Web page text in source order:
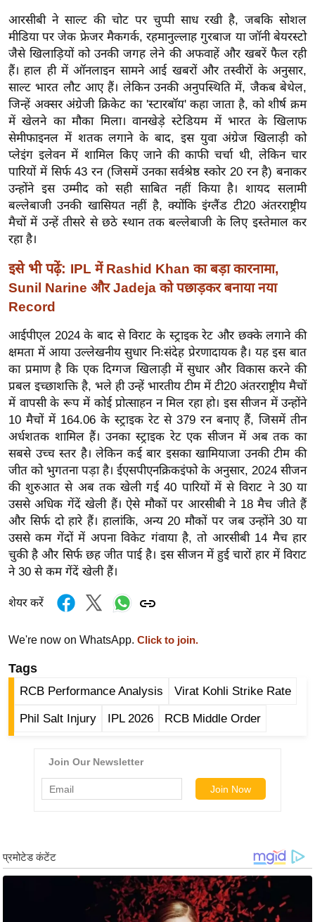
ज
ब्री
फ
म
नो
ज
न
ज
ग
त
बॉ
वु
ड
हॉ
ली
वु
ड
फि
ल्म
स
मी
क्षा
B
r
e
a
k
N
w
s
इ
लॉ
जी
आरसीबी ने साल्ट की चोट पर चुप्पी साध रखी है, जबकि सोशल
मीडिया पर जेक फ्रेजर मैकगर्क, रहमानुल्लाह गुरबाज या जॉनी बेयरस्टो
जैसे खिलाड़ियों को उनकी जगह लेने की अफवाहें और खबरें फैल रही
हैं। हाल ही में ऑनलाइन सामने आई खबरों और तस्वीरों के अनुसार,
साल्ट भारत लौट आए हैं। लेकिन उनकी अनुपस्थिति में, जैकब बेथेल,
जिन्हें अक्सर अंग्रेजी क्रिकेट का 'स्टारबॉय' कहा जाता है, को शीर्ष क्रम
में खेलने का मौका मिला। वानखेड़े स्टेडियम में भारत के खिलाफ
सेमीफाइनल में शतक लगाने के बाद, इस युवा अंग्रेज खिलाड़ी को
प्लेइंग इलेवन में शामिल किए जाने की काफी चर्चा थी, लेकिन चार
पारियों में सिर्फ 43 रन (जिसमें उनका सर्वश्रेष्ठ स्कोर 20 रन है) बनाकर
उन्होंने इस उम्मीद को सही साबित नहीं किया है। शायद सलामी
बल्लेबाजी उनकी खासियत नहीं है, क्योंकि इंग्लैंड टी20 अंतरराष्ट्रीय
मैचों में उन्हें तीसरे से छठे स्थान तक बल्लेबाजी के लिए इस्तेमाल कर
रहा है।
इसे भी पढ़ें: IPL में Rashid Khan का बड़ा कारनामा,
Sunil Narine और Jadeja को पछाड़कर बनाया नया
Record
आईपीएल 2024 के बाद से विराट के स्ट्राइक रेट और छक्के लगाने की
क्षमता में आया उल्लेखनीय सुधार निःसंदेह प्रेरणादायक है। यह इस बात
का प्रमाण है कि एक दिग्गज खिलाड़ी में सुधार और विकास करने की
प्रबल इच्छाशक्ति है, भले ही उन्हें भारतीय टीम में टी20 अंतरराष्ट्रीय मैचों
में वापसी के रूप में कोई प्रोत्साहन न मिल रहा हो। इस सीजन में उन्होंने
10 मैचों में 164.06 के स्ट्राइक रेट से 379 रन बनाए हैं, जिसमें तीन
अर्धशतक शामिल हैं। उनका स्ट्राइक रेट एक सीजन में अब तक का
सबसे उच्च स्तर है। लेकिन कई बार इसका खामियाजा उनकी टीम की
जीत को भुगतना पड़ा है। ईएसपीएनक्रिकइंफो के अनुसार, 2024 सीजन
की शुरुआत से अब तक खेली गई 40 पारियों में से विराट ने 30 या
उससे अधिक गेंदें खेली हैं। ऐसे मौकों पर आरसीबी ने 18 मैच जीते हैं
और सिर्फ दो हारे हैं। हालांकि, अन्य 20 मौकों पर जब उन्होंने 30 या
उससे कम गेंदों में अपना विकेट गंवाया है, तो आरसीबी 14 मैच हार
चुकी है और सिर्फ छह जीत पाई है। इस सीजन में हुई चारों हार में विराट
ने 30 से कम गेंदें खेली हैं।
शेयर करें
We're now on WhatsApp. Click to join.
Tags
RCB Performance Analysis Virat Kohli Strike Rate
Phil Salt Injury IPL 2026 RCB Middle Order